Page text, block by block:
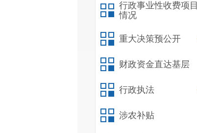
行政事业性收费项目
情况
重大决策预公开
财政资金直达基层
行政执法
涉农补贴